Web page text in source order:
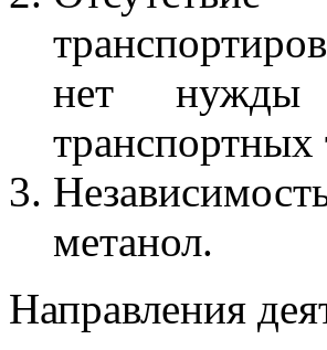
нет нужды
метанол.
Направления